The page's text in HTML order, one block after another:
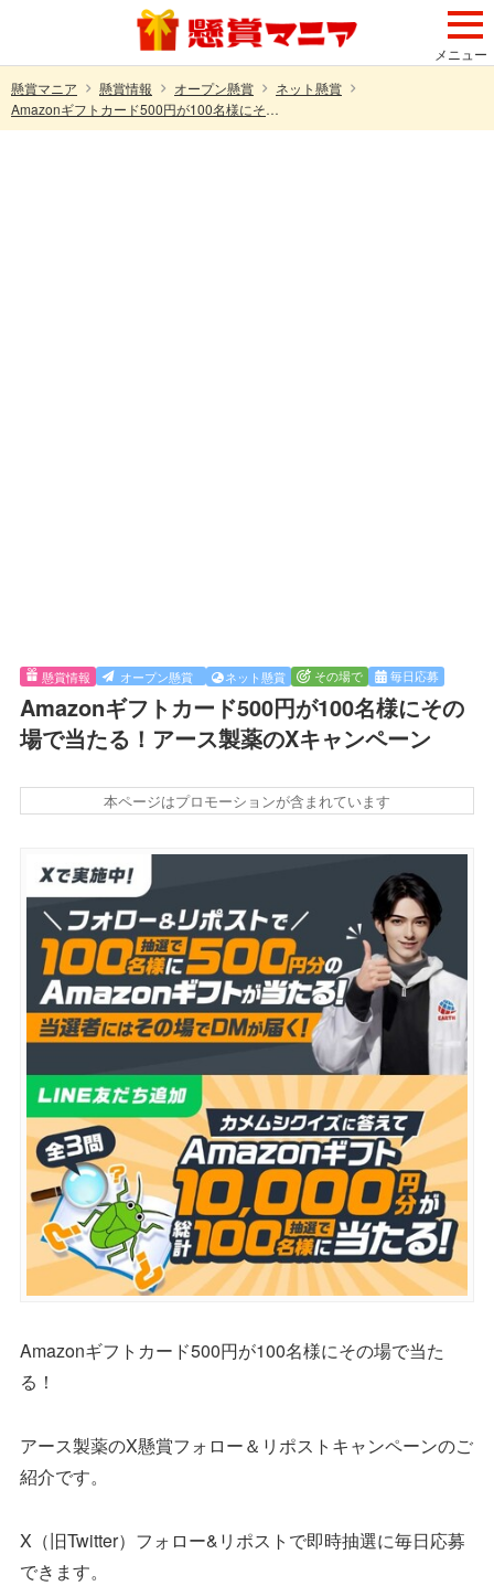
メニュー
懸賞マニア
懸賞情報 オープン懸賞
ネット懸賞
Amazonギフトカード500円が100名様にその場で当たる！アース製薬のXキャンペーン
懸賞情報 オープン懸賞 ネット懸賞 その場で 毎日応募
Amazonギフトカード500円が100名様にその
場で当たる！アース製薬のXキャンペーン
本ページはプロモーションが含まれています
Amazonギフトカード500円が100名様にその場で当た
る！
アース製薬のX懸賞フォロー＆リポストキャンペーンのご
紹介です。
X（旧Twitter）フォロー&リポストで即時抽選に毎日応募
できます。